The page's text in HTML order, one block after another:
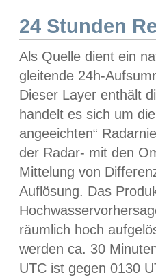
24 Stunden
Als Quelle dient ein
gleitende 24h-
Dieser Layer enthält
handelt es sich um
angeeichten“
der Radar- mit den
Mittelung von
Auflösung. Das
räumlich hoch
werden ca. 30
UTC ist gegen 0130